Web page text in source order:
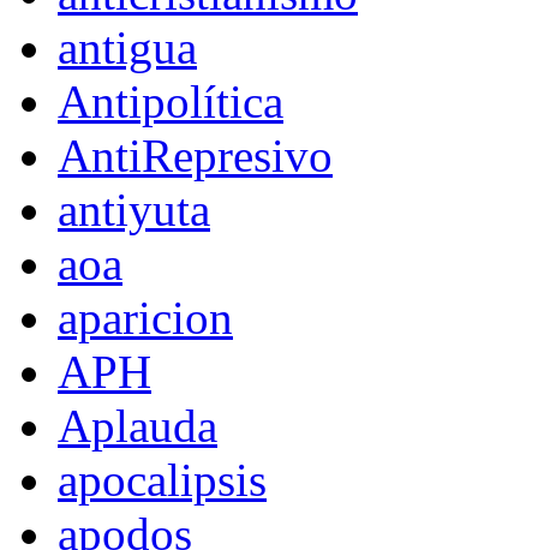
antigua
Antipolítica
AntiRepresivo
antiyuta
aoa
aparicion
APH
Aplauda
apocalipsis
apodos